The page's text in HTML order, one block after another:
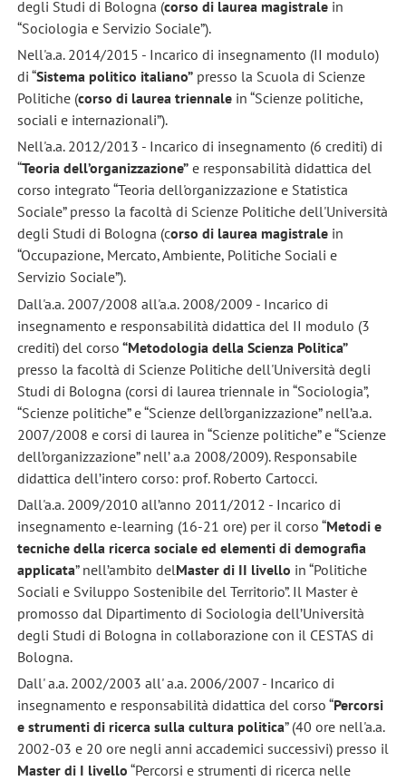
degli Studi di Bologna (corso di laurea magistralein
“Sociologia e Servizio Sociale”).
Nell'a.a. 2014/2015 - Incarico di insegnamento (II modulo)
di “Sistema politico italiano”presso la Scuola di Scienze
Politiche (corso di laurea triennalein “Scienze politiche,
sociali e internazionali”).
Nell'a.a. 2012/2013 - Incarico di insegnamento (6 crediti) di
“Teoria dell’organizzazione”e responsabilità didattica del
corso integrato “Teoria dell'organizzazione e Statistica
Sociale” presso la facoltà di Scienze Politiche dell'Università
degli Studi di Bologna (corso di laurea magistralein
“Occupazione, Mercato, Ambiente, Politiche Sociali e
Servizio Sociale”).
Dall'a.a. 2007/2008 all'a.a. 2008/2009 - Incarico di
insegnamento e responsabilità didattica del II modulo (3
crediti) del corso “Metodologia della Scienza Politica”
presso la facoltà di Scienze Politiche dell'Università degli
Studi di Bologna (corsi di laurea triennale in “Sociologia”,
“Scienze politiche” e “Scienze dell’organizzazione” nell’a.a.
2007/2008 e corsi di laurea in “Scienze politiche” e “Scienze
dell’organizzazione” nell’ a.a 2008/2009). Responsabile
didattica dell’intero corso: prof. Roberto Cartocci.
Dall'a.a. 2009/2010 all’anno 2011/2012 - Incarico di
insegnamento e-learning (16-21 ore) per il corso “Metodi e
tecniche della ricerca sociale ed elementi di demografia
applicata” nell’ambito delMaster di II livello in “Politiche
Sociali e Sviluppo Sostenibile del Territorio”. Il Master è
promosso dal Dipartimento di Sociologia dell’Università
degli Studi di Bologna in collaborazione con il CESTAS di
Bologna.
Dall' a.a. 2002/2003 all' a.a. 2006/2007 - Incarico di
insegnamento e responsabilità didattica del corso “Percorsi
e strumenti di ricerca sulla cultura politica” (40 ore nell'a.a.
2002-03 e 20 ore negli anni accademici successivi) presso il
Master di I livello “Percorsi e strumenti di ricerca nelle